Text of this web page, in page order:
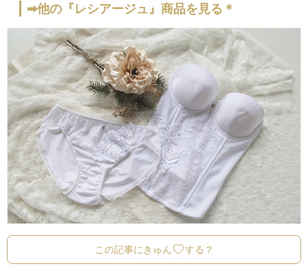
➡他の『レシアージュ』商品を見る＊
この記事にきゅん する？